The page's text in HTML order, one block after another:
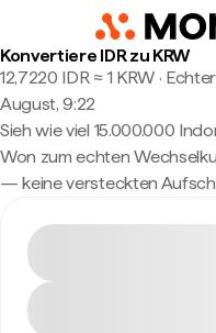
Konvertiere IDR zu KRW
12,7220 IDR ≈ 1 KRW ·
August, 9:22
Sieh wie viel 15.000.000
Won zum echten
— keine versteckten